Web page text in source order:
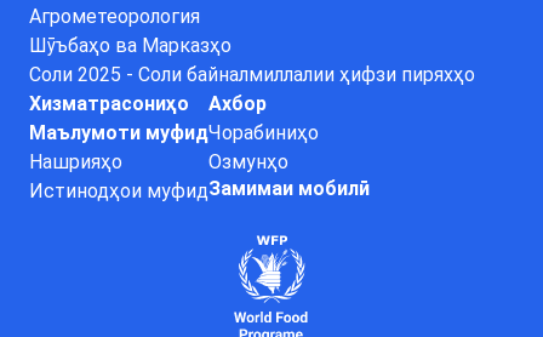
Агрометеорология
Шӯъбаҳо ва Марказҳо
Соли 2025 - Соли байналмиллалии ҳифзи пиряхҳо
Хизматрасониҳо
Маълумоти муфид
Нашрияҳо
Истинодҳои муфид
Ахбор
Чорабиниҳо
Озмунҳо
Замимаи мобилӣ